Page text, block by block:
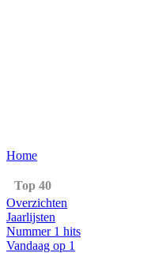
Home
Top 40
Overzichten
Jaarlijsten
Nummer 1 hits
Vandaag op 1